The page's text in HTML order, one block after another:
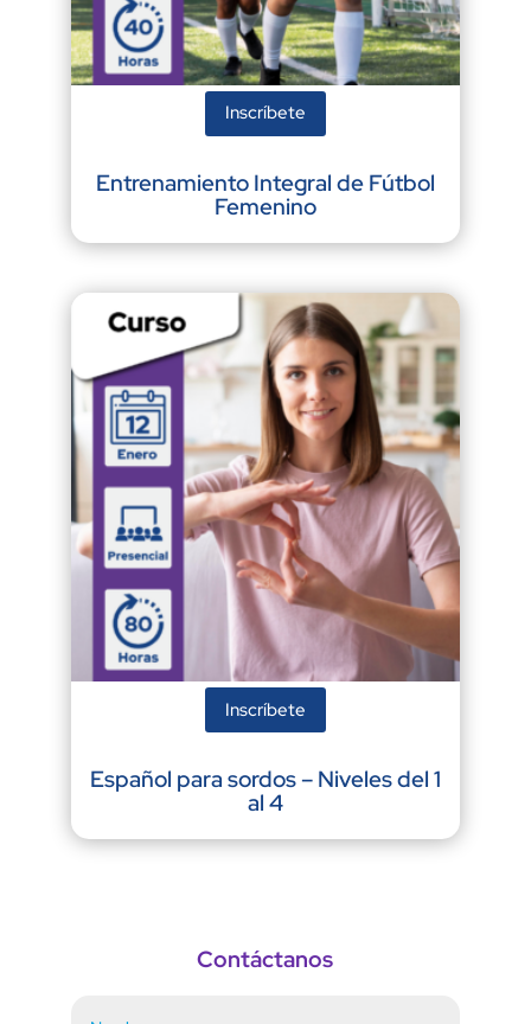
Inscríbete
Entrenamiento Integral de Fútbol
Femenino
Inscríbete
Español para sordos – Niveles del 1
al 4
Contáctanos